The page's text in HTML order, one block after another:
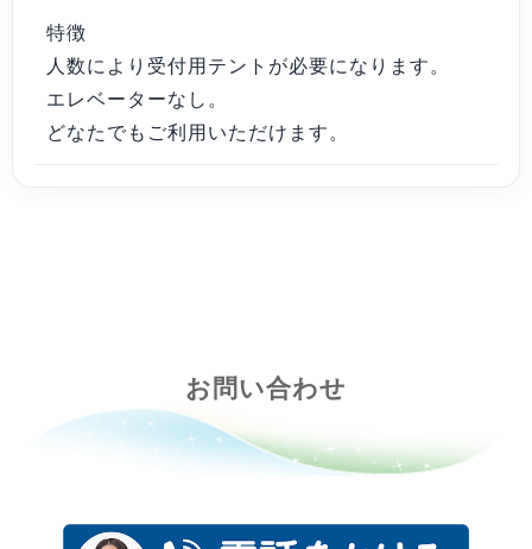
特徴
人数により受付用テントが必要になります。
エレベーターなし。
どなたでもご利用いただけます。
お問い合わせ